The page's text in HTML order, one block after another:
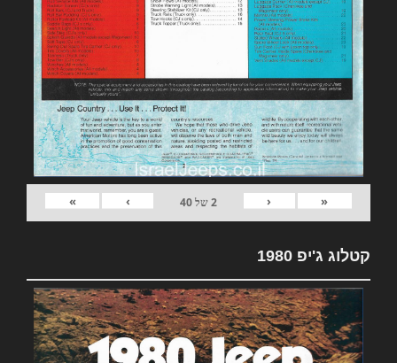
«
‹
2של40
›
»
קטלוג ג'יפ 1980